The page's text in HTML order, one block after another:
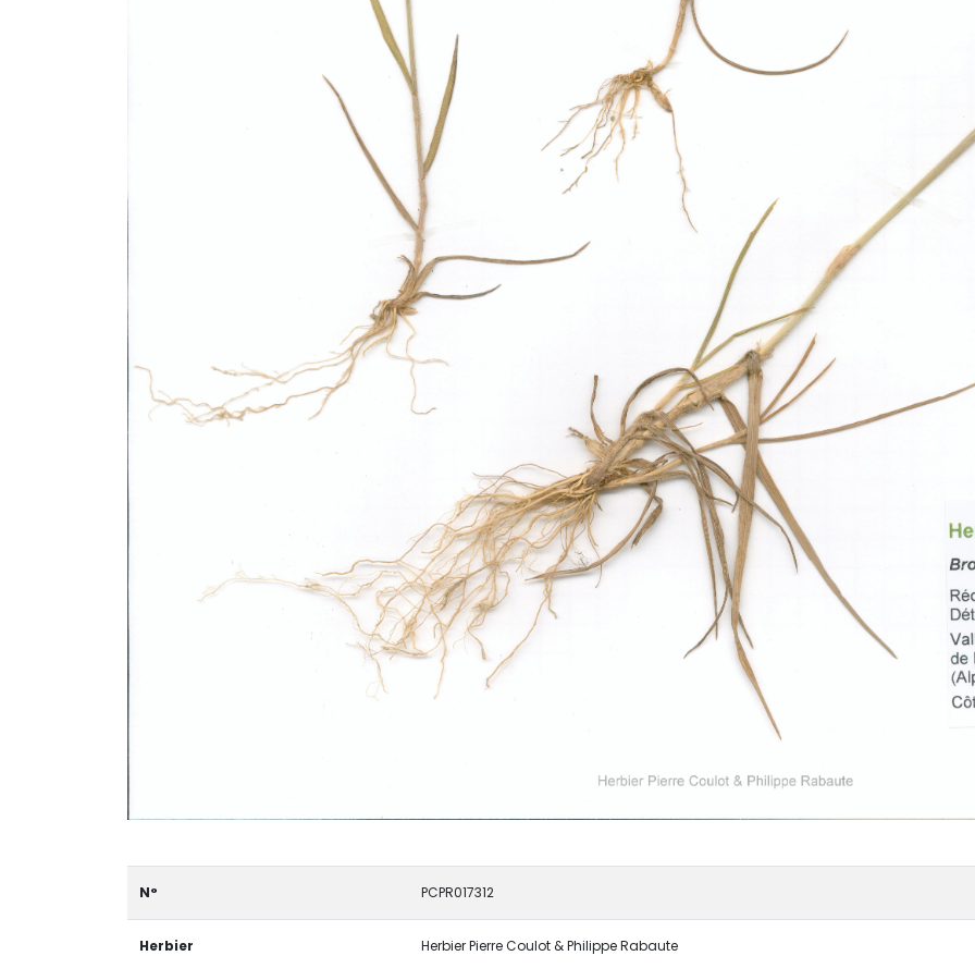
N° PCPR017312
Herbier Herbier Pierre Coulot & Philippe Rabaute